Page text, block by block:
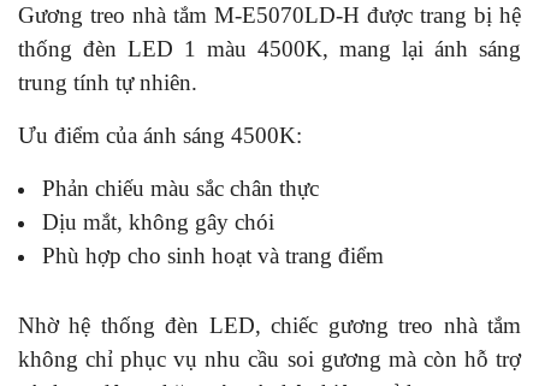
Gương treo nhà tắm M-E5070LD-H được trang bị hệ
thống đèn LED 1 màu 4500K, mang lại ánh sáng
trung tính tự nhiên.
Ưu điểm của ánh sáng 4500K:
Phản chiếu màu sắc chân thực
Dịu mắt, không gây chói
Phù hợp cho sinh hoạt và trang điểm
Nhờ hệ thống đèn LED, chiếc gương treo nhà tắm
không chỉ phục vụ nhu cầu soi gương mà còn hỗ trợ